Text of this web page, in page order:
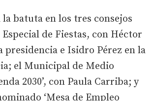
batuta en los tres consejos
de Fiestas, con Héctor
presidencia e Isidro Pérez en la
el Municipal de Medio
2030’, con Paula Carriba; y
‘Mesa de Empleo